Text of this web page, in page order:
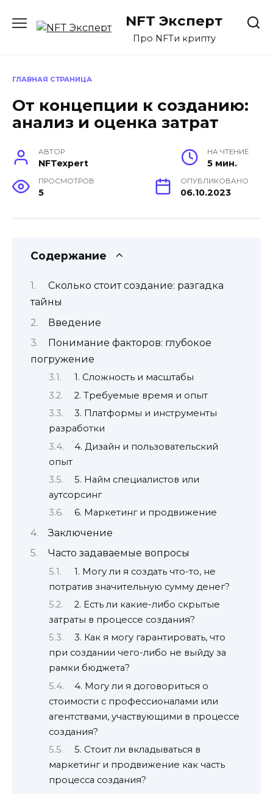
содержанию
NFT Эксперт
Про NFTи крипту
ГЛАВНАЯ СТРАНИЦА
От концепции к созданию:
анализ и оценка затрат
АВТОР
NFTexpert
НА ЧТЕНИЕ
5 мин.
ПРОСМОТРОВ
5
ОПУБЛИКОВАНО
06.10.2023
Содержание
Сколько стоит создание: разгадка
тайны
Введение
Понимание факторов: глубокое
погружение
1. Сложность и масштабы
2. Требуемые время и опыт
3. Платформы и инструменты
разработки
4. Дизайн и пользовательский
опыт
5. Найм специалистов или
аутсорсинг
6. Маркетинг и продвижение
Заключение
Часто задаваемые вопросы
1. Могу ли я создать что-то, не
потратив значительную сумму денег?
2. Есть ли какие-либо скрытые
затраты в процессе создания?
3. Как я могу гарантировать, что
при создании чего-либо не выйду за
рамки бюджета?
4. Могу ли я договориться о
стоимости с профессионалами или
агентствами, участвующими в процессе
создания?
5. Стоит ли вкладываться в
маркетинг и продвижение как часть
процесса создания?